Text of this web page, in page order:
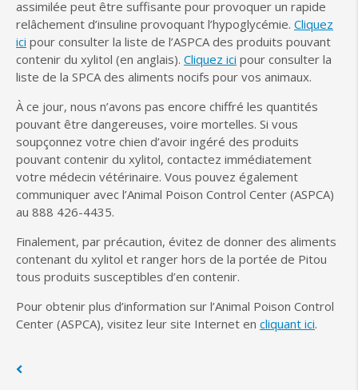
assimilée peut être suffisante pour provoquer un rapide
relâchement d’insuline provoquant l’hypoglycémie. Cliquez
ici pour consulter la liste de l’ASPCA des produits pouvant
contenir du xylitol (en anglais). Cliquez ici pour consulter la
liste de la SPCA des aliments nocifs pour vos animaux.
À ce jour, nous n’avons pas encore chiffré les quantités
pouvant être dangereuses, voire mortelles. Si vous
soupçonnez votre chien d’avoir ingéré des produits
pouvant contenir du xylitol, contactez immédiatement
votre médecin vétérinaire. Vous pouvez également
communiquer avec l’Animal Poison Control Center (ASPCA)
au 888 426-4435.
Finalement, par précaution, évitez de donner des aliments
contenant du xylitol et ranger hors de la portée de Pitou
tous produits susceptibles d’en contenir.
Pour obtenir plus d’information sur l’Animal Poison Control
Center (ASPCA), visitez leur site Internet en cliquant ici.